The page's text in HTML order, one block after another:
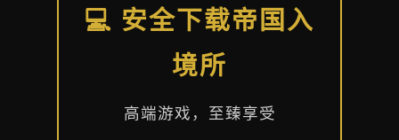
💻 安全下载帝国入
境所
高端游戏，至臻享受